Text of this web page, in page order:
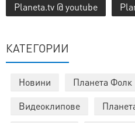
Planeta.tv @ youtube
КАТЕГОРИИ
Новини Планета Фолк
Видеоклипове